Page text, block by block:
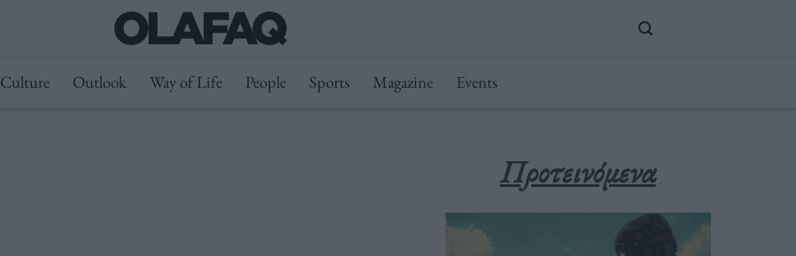
Culture Outlook Way of Life People Sports Magazine Events
Προτεινόμενα